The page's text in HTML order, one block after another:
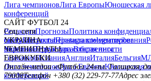
Лига чемпионовЛига ЕвропыЮношеская
конференций
САЙТ ФУТБОЛ 24
РедакцияПрогнозыПолитика
сайтуКонтактыПравила комментирования
политикаСтруктура собственности
Соц. сети
facebookxyoutubeinstagramtelegramviber
УКРАИНА
УкраинаПервая лигаВторая лига
ЧЕМПИОНАТЫ
ГерманияИспанияАнглияИталияБельгия
ЕВРОКУБКИ
Лига чемпионовЛига ЕвропыЮношеская
конференций
Онлайн-медиа «Футбол 24»пл. Галицкая,
79008Телефон +380 (32) 229-77-77Адрес